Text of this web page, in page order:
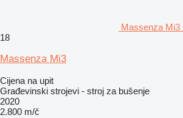
Massenza Mi3
18
Massenza Mi3
Cijena na upit
Građevinski strojevi - stroj za bušenje
2020
2.800 m/č